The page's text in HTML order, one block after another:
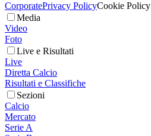
CorporatePrivacy PolicyCookie Policy
Media
Video
Foto
Live e Risultati
Live
Diretta Calcio
Risultati e Classifiche
Sezioni
Calcio
Mercato
Serie A